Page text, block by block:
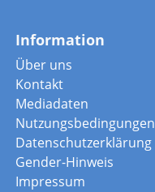
Information
Über uns
Kontakt
Mediadaten
Nutzungsbedingungen
Datenschutzerklärung
Gender-Hinweis
Impressum